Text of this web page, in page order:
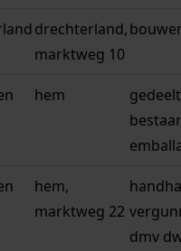
drechterland,
marktweg 10
hem
hem,
marktweg 22
dmv